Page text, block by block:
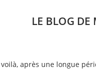
LE BLOG DE
voilà, après une longue